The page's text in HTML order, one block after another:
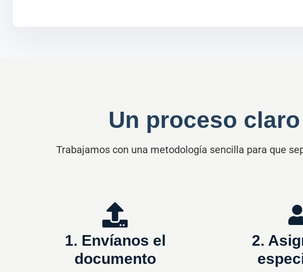
Un proceso
Trabajamos con una metodología sencilla para que
1. Envíanos el
documento
2.